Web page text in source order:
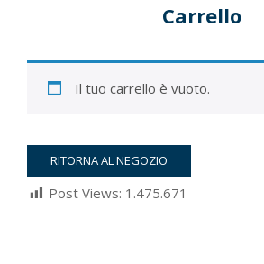
Carrello
Il tuo carrello è vuoto.
RITORNA AL NEGOZIO
Post Views: 1.475.671